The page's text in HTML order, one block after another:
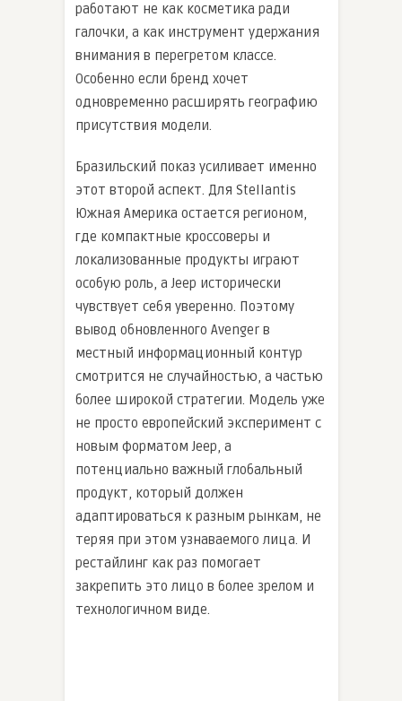
работают не как косметика ради
галочки, а как инструмент удержания
внимания в перегретом классе.
Особенно если бренд хочет
одновременно расширять географию
присутствия модели.
Бразильский показ усиливает именно
этот второй аспект. Для Stellantis
Южная Америка остается регионом,
где компактные кроссоверы и
локализованные продукты играют
особую роль, а Jeep исторически
чувствует себя уверенно. Поэтому
вывод обновленного Avenger в
местный информационный контур
смотрится не случайностью, а частью
более широкой стратегии. Модель уже
не просто европейский эксперимент с
новым форматом Jeep, а
потенциально важный глобальный
продукт, который должен
адаптироваться к разным рынкам, не
теряя при этом узнаваемого лица. И
рестайлинг как раз помогает
закрепить это лицо в более зрелом и
технологичном виде.